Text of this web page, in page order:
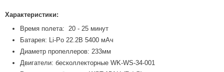
Характеристики:
Время полета: 20 - 25 минут
Батарея: Li-Po 22.2В 5400 мАч
Диаметр пропеллеров: 233мм
Двигатели: бесколлекторные WK-WS-34-001